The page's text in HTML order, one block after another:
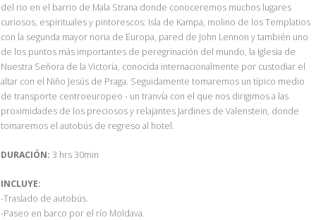
del rio en el barrio de Mala Strana donde conoceremos muchos lugares
curiosos, espirituales y pintorescos: Isla de Kampa, molino de los Templatios
con la segunda mayor noria de Europa, pared de John Lennon y también uno
de los puntos más importantes de peregrinación del mundo, la Iglesia de
Nuestra Señora de la Victoria, conocida internacionalmente por custodiar el
altar con el Niño Jesús de Praga. Seguidamente tomaremos un típico medio
de transporte centroeuropeo - un tranvía con el que nos dirigimos a las
proximidades de los preciosos y relajantes Jardines de Valenstein, donde
tomaremos el autobús de regreso al hotel.
DURACIÓN: 3 hrs 30min
INCLUYE:
-Traslado de autobús.
-Paseo en barco por el río Moldava.